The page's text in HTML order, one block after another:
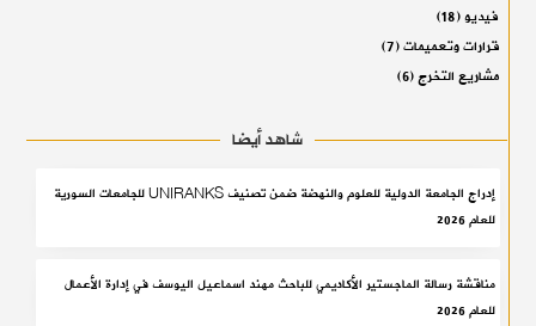
فيديو(18)
قرارات وتعميمات(7)
مشاريع التخرج(6)
شاهد أيضا
إدراج الجامعة الدولية للعلوم والنهضة ضمن تصنيف UNIRANKS للجامعات السورية
للعام 2026
مناقشة رسالة الماجستير الأكاديمي للباحث مهند اسماعيل اليوسف في إدارة الأعمال
للعام 2026